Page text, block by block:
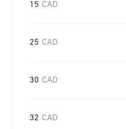
15 CAD
25 CAD
30 CAD
32 CAD